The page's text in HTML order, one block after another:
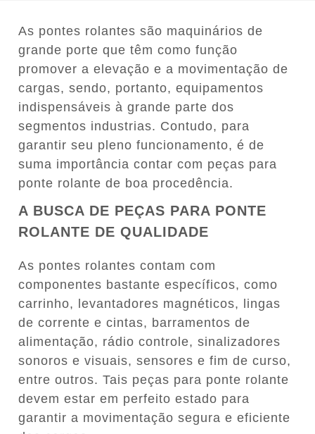
As pontes rolantes são maquinários de
grande porte que têm como função
promover a elevação e a movimentação de
cargas, sendo, portanto, equipamentos
indispensáveis à grande parte dos
segmentos industrias. Contudo, para
garantir seu pleno funcionamento, é de
suma importância contar com peças para
ponte rolante de boa procedência.
A BUSCA DE PEÇAS PARA PONTE
ROLANTE DE QUALIDADE
As pontes rolantes contam com
componentes bastante específicos, como
carrinho, levantadores magnéticos, lingas
de corrente e cintas, barramentos de
alimentação, rádio controle, sinalizadores
sonoros e visuais, sensores e fim de curso,
entre outros. Tais peças para ponte rolante
devem estar em perfeito estado para
garantir a movimentação segura e eficiente